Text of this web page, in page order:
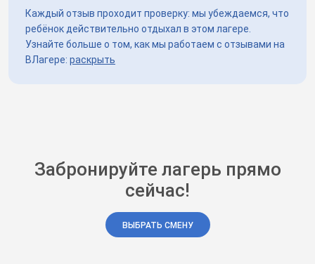
Каждый отзыв проходит проверку: мы убеждаемся, что
ребёнок действительно отдыхал в этом лагере.
Узнайте больше о том, как мы работаем с отзывами на
ВЛагере: раскрыть
Забронируйте лагерь прямо
сейчас!
ВЫБРАТЬ СМЕНУ